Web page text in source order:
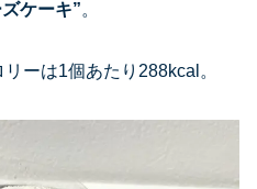
ケーキ”。
ーは1個あたり288kcal。